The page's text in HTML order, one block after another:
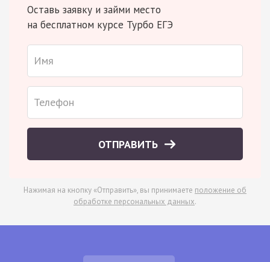
Оставь заявку и займи место
на бесплатном курсе Турбо ЕГЭ
ОТПРАВИТЬ
Нажимая на кнопку «Отправить», вы принимаете положение об
обработке персональных данных.